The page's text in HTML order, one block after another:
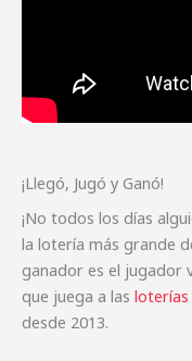
¡Llegó, Jugó y Ganó!
¡No todos los días
la lotería más grande
ganador es el jugador
que juega a las
desde 2013.